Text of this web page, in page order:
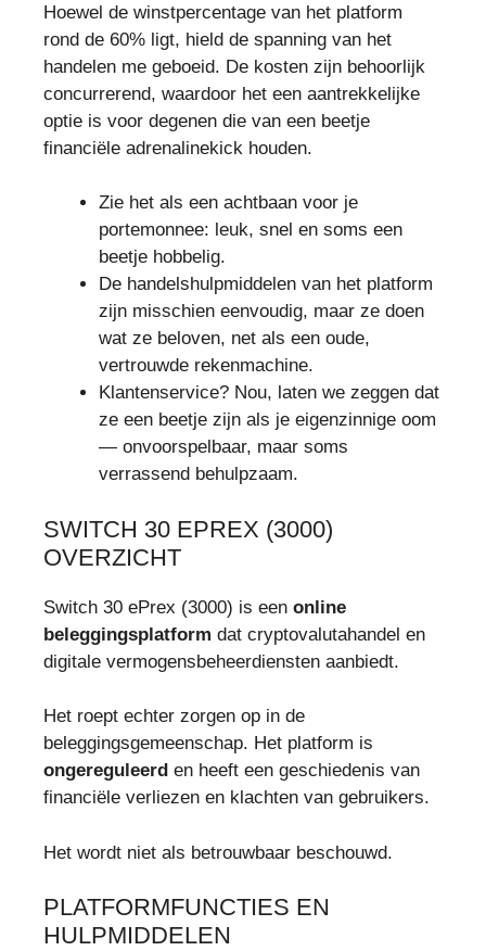
Hoewel de winstpercentage van het platform
rond de 60% ligt, hield de spanning van het
handelen me geboeid. De kosten zijn behoorlijk
concurrerend, waardoor het een aantrekkelijke
optie is voor degenen die van een beetje
financiële adrenalinekick houden.
Zie het als een achtbaan voor je
portemonnee: leuk, snel en soms een
beetje hobbelig.
De handelshulpmiddelen van het platform
zijn misschien eenvoudig, maar ze doen
wat ze beloven, net als een oude,
vertrouwde rekenmachine.
Klantenservice? Nou, laten we zeggen dat
ze een beetje zijn als je eigenzinnige oom
— onvoorspelbaar, maar soms
verrassend behulpzaam.
SWITCH 30 EPREX (3000)
OVERZICHT
Switch 30 ePrex (3000) is een online
beleggingsplatform dat cryptovalutahandel en
digitale vermogensbeheerdiensten aanbiedt.
Het roept echter zorgen op in de
beleggingsgemeenschap. Het platform is
ongereguleerd en heeft een geschiedenis van
financiële verliezen en klachten van gebruikers.
Het wordt niet als betrouwbaar beschouwd.
PLATFORMFUNCTIES EN
HULPMIDDELEN